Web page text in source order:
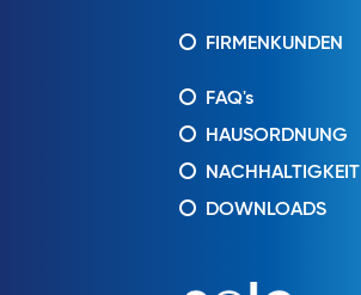
FIRMENKUNDEN
FAQ's
HAUSORDNUNG
NACHHALTIGKEIT
DOWNLOADS